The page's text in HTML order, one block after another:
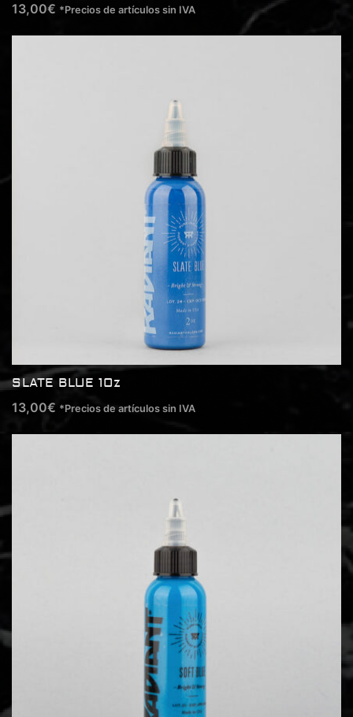
13,00€ *Precios de artículos sin IVA
SLATE BLUE 1Oz
13,00€ *Precios de artículos sin IVA